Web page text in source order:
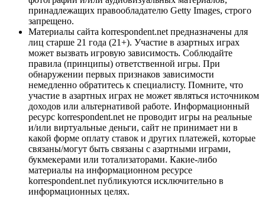
принадлежащих правообладателю Getty Images, строго
запрещено.
Материалы сайта korrespondent.net предназначены для
лиц старше 21 года (21+). Участие в азартных играх
может вызвать игровую зависимость. Соблюдайте
правила (принципы) ответственной игры. При
обнаружении первых признаков зависимости
немедленно обратитесь к специалисту. Помните, что
участие в азартных играх не может являться источником
доходов или альтернативой работе. Информационный
ресурс korrespondent.net не проводит игры на реальные
и/или виртуальные деньги, сайт не принимает ни в
какой форме оплату ставок и других платежей, которые
связаны/могут быть связаны с азартными играми,
букмекерами или тотализаторами. Какие-либо
материалы на информационном ресурсе
korrespondent.net публикуются исключительно в
информационных целях.